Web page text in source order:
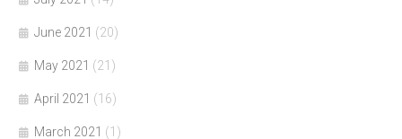
June 2021 (20)
May 2021 (21)
April 2021 (16)
March 2021 (1)